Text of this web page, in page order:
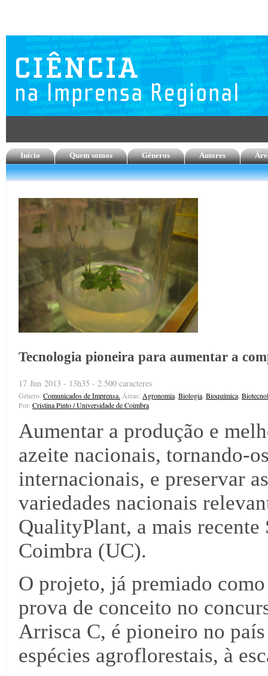
Início Quem somos Géneros Autores
Tecnologia pioneira para aumentar a
17 Jun 2013 - 13h35 - 2.500 caracteres
Género: Comunicados de Imprensa. Áreas: Agronomia, Biologia, Bioquímica,
Por: Cristina Pinto / Universidade de Coimbra
Aumentar a produção e
azeite nacionais, tornando-
internacionais, e preservar
variedades nacionais
QualityPlant, a mais
Coimbra (UC).
O projeto, já premiado
prova de conceito no
Arrisca C, é pioneiro no
espécies agroflorestais, à